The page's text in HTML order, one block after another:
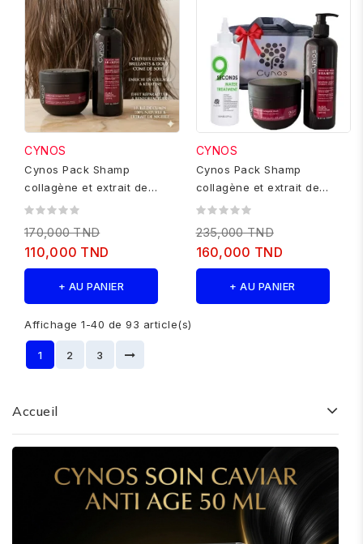
CYNOS
Cynos Pack Shamp
collagène et extrait de
nigelle -500 ml +Masque
170,000 TND
110,000 TND
+ AU PANIER
CYNOS
Cynos Pack Shamp
collagène et extrait de
nigelle -500 ml +Masque
235,000 TND
160,000 TND
+ AU PANIER
Affichage 1-40 de 93 article(s)
1 2 3
Accueil